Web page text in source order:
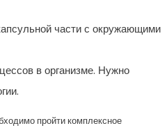
части с окружающими
в организме. Нужно
пройти комплексное